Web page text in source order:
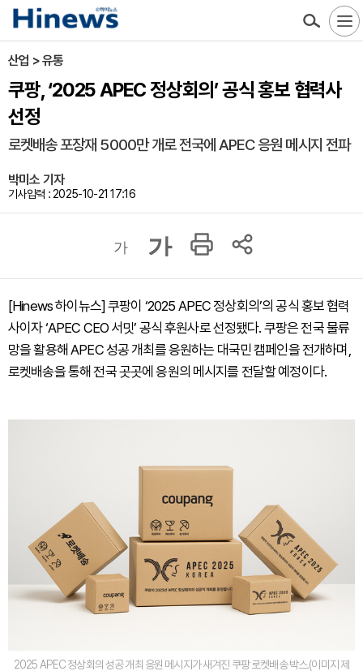
산업 > 유통
쿠팡, ‘2025 APEC 정상회의’ 공식 홍보 협력사
선정
로켓배송 포장재 5000만 개로 전국에 APEC 응원 메시지 전파
박미소 기자
기사입력 : 2025-10-21 17:16
가 가
[Hinews 하이뉴스] 쿠팡이 ‘2025 APEC 정상회의’의 공식 홍보 협력
사이자 ‘APEC CEO 서밋’ 공식 후원사로 선정됐다. 쿠팡은 전국 물류
망을 활용해 APEC 성공 개최를 응원하는 대국민 캠페인을 전개하며,
로켓배송을 통해 전국 곳곳에 응원의 메시지를 전달할 예정이다.
2025 APEC 정상회의 성공 개최 응원 메시지가 새겨진 쿠팡 로켓배송 박스.(이미지 제